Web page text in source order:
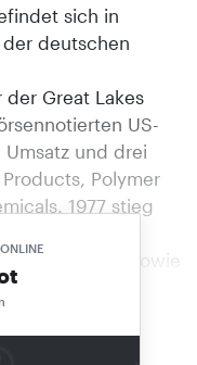
sich in
deutschen
der Great Lakes
US-
und drei
Polymer
1977 stieg
ein, 1990
in den USA sowie
Europa. Rund
im Bereich
Das